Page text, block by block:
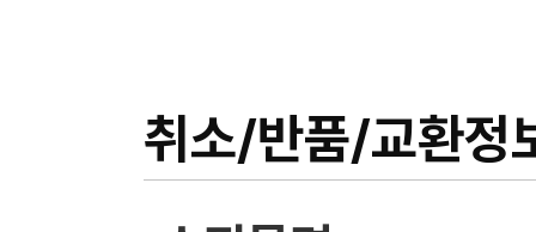
취소/반품/교환정